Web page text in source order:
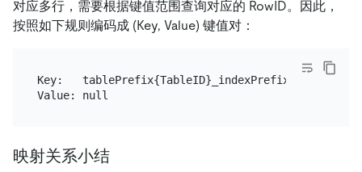
对应多行，需要根据键值范围查询对应的 RowID。因此，
按照如下规则编码成 (Key, Value) 键值对：
Key:
映射关系小结